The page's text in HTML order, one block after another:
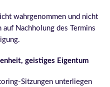
wahrgenommen und nicht
Nachholung des Termins
geistiges Eigentum
Sitzungen unterliegen